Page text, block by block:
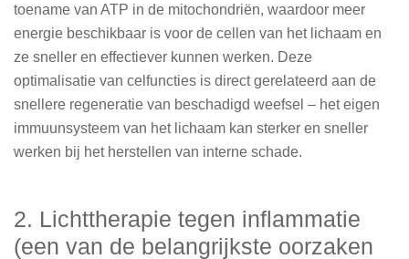
toename van ATP in de mitochondriën, waardoor meer
energie beschikbaar is voor de cellen van het lichaam en
ze sneller en effectiever kunnen werken. Deze
optimalisatie van celfuncties is direct gerelateerd aan de
snellere regeneratie van beschadigd weefsel – het eigen
immuunsysteem van het lichaam kan sterker en sneller
werken bij het herstellen van interne schade.
2. Lichttherapie tegen inflammatie
(een van de belangrijkste oorzaken